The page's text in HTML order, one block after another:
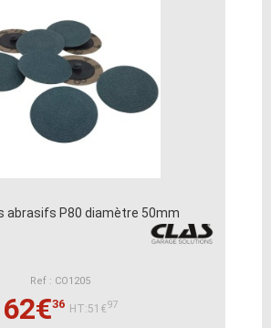
abrasifs P80 diamètre 50mm
Ref : CO1205
62€36 HT:51€97